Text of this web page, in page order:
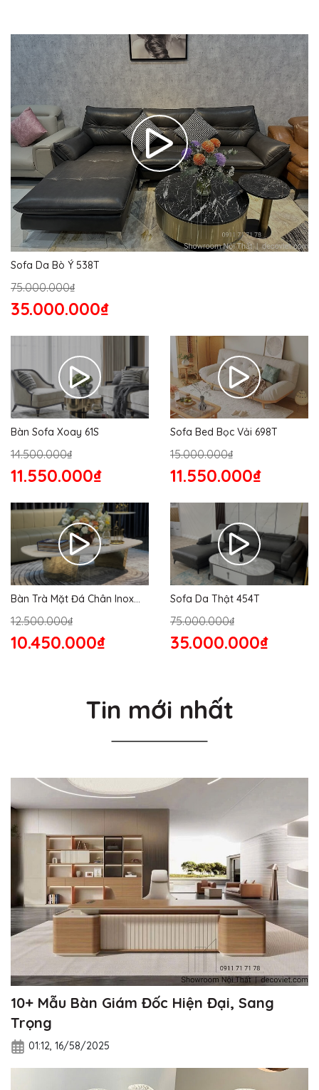
Sofa Da Bò Ý 538T
75.000.000₫
35.000.000₫
Bàn Sofa Xoay 61S
14.500.000₫
11.550.000₫
Sofa Bed Bọc Vải 698T
15.000.000₫
11.550.000₫
Bàn Trà Mặt Đá Chân Inox
12.500.000₫
10.450.000₫
Sofa Da Thật 454T
75.000.000₫
35.000.000₫
Tin mới nhất
10+ Mẫu Bàn Giám Đốc Hiện Đại, Sang
Trọng
01:12, 16/58/2025